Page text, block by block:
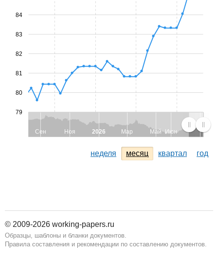
Сен Ноя 2026 Мар Май Июн
79
80
81
82
83
84
неделя месяц квартал год
© 2009-2026 working-papers.ru
Образцы, шаблоны и бланки документов.
Правила составления и рекомендации по составлению документов.